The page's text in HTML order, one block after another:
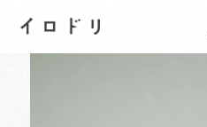
イロドリ